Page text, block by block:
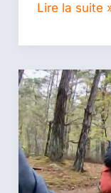
Lire la suite
Vidéo,
sortie
9h
du
04/10/20